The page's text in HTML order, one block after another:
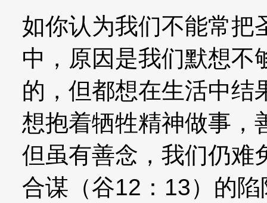
如你认为我们不能常把
中，原因是我们默想不
的，但都想在生活中结
想抱着牺牲精神做事，
但虽有善念，我们仍难
合谋（谷12：13）的